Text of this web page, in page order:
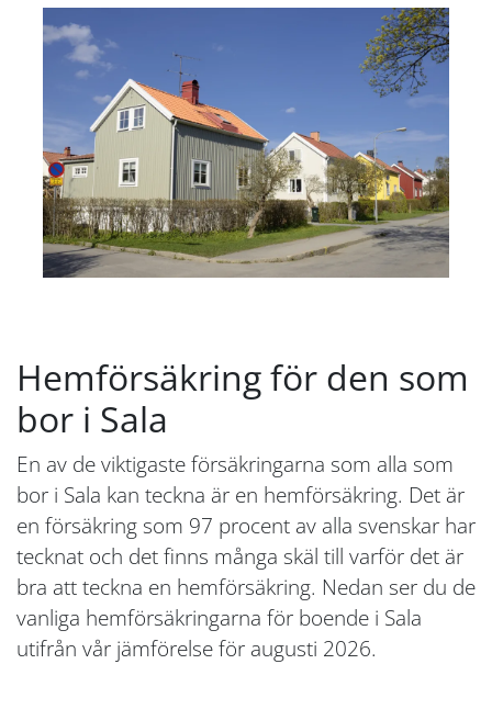
Hemförsäkring för den som
bor i Sala
En av de viktigaste försäkringarna som alla som
bor i Sala kan teckna är en hemförsäkring. Det är
en försäkring som 97 procent av alla svenskar har
tecknat och det finns många skäl till varför det är
bra att teckna en hemförsäkring. Nedan ser du de
vanliga hemförsäkringarna för boende i Sala
utifrån vår jämförelse för augusti 2026.